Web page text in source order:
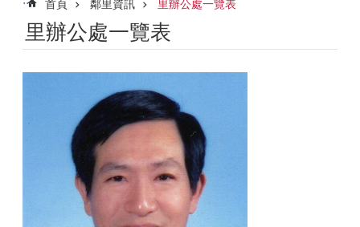
首頁 鄰里資訊 里辦公處一覽表
里辦公處一覽表